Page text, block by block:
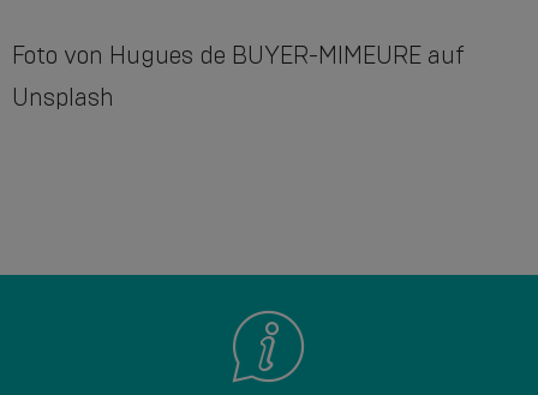
Foto von Hugues de BUYER-MIMEURE auf
Unsplash